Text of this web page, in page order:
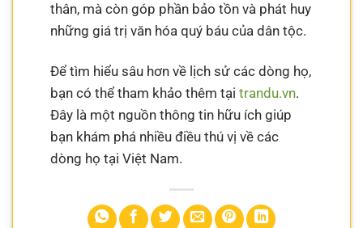
thân, mà còn góp phần bảo tồn và phát huy
những giá trị văn hóa quý báu của dân tộc.
Để tìm hiểu sâu hơn về lịch sử các dòng họ,
bạn có thể tham khảo thêm tạitrandu.vn.
Đây là một nguồn thông tin hữu ích giúp
bạn khám phá nhiều điều thú vị về các
dòng họ tại Việt Nam.